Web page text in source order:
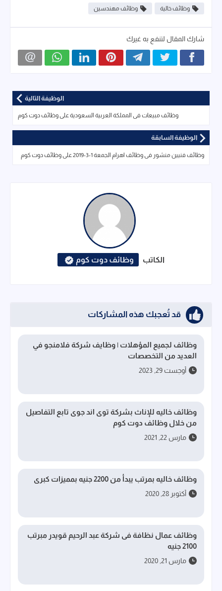
وظائف خالية وظائف مهندسين
شارك المقال لتنفع به غيرك
الوظيفة التالية
وظائف مبيعات فى المملكة العربية السعودية على وظائف دوت كوم
الوظيفة السابقة
وظائف فنيين منشور فى وظائف اهرام الجمعة 1-3-2019 على وظائف دوت كوم
الكاتب وظائف دوت كوم
قد تُعجبك هذه المشاركات
وظائف لجميع المؤهلات | وظايف شركة فلامنجو في
العديد من التخصصات
أوجست 29, 2023
وظائف خاليه للإناث بشركة توى اند جوى تابع التفاصيل
من خلال وظائف دوت كوم
مارس 22, 2021
وظائف خاليه بمرتب يبدأ من 2200 جنيه بمميزات كبرى
أكتوبر 28, 2020
وظائف عمال نظافة فى شركة عبد الرحيم قويدر مبرتب
2100 جنيه
مارس 21, 2020